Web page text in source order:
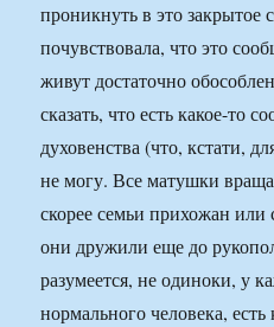
проникнуть в это
почувствовала, что это
живут достаточно
сказать, что есть какое-то
духовенства (что, кстати,
не могу. Все матушки
скорее семьи прихожан или
они дружили еще до
разумеется, не одиноки, у
нормального человека,